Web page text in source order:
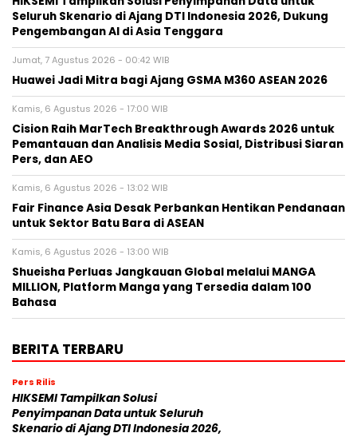
Seluruh Skenario di Ajang DTI Indonesia 2026, Dukung
Pengembangan AI di Asia Tenggara
Jumat, 7 Agustus 2026 - 00:42 WIB
Huawei Jadi Mitra bagi Ajang GSMA M360 ASEAN 2026
Kamis, 6 Agustus 2026 - 17:00 WIB
Cision Raih MarTech Breakthrough Awards 2026 untuk
Pemantauan dan Analisis Media Sosial, Distribusi Siaran
Pers, dan AEO
Kamis, 6 Agustus 2026 - 13:02 WIB
Fair Finance Asia Desak Perbankan Hentikan Pendanaan
untuk Sektor Batu Bara di ASEAN
Kamis, 6 Agustus 2026 - 13:00 WIB
Shueisha Perluas Jangkauan Global melalui MANGA
MILLION, Platform Manga yang Tersedia dalam 100
Bahasa
BERITA TERBARU
Pers Rilis
HIKSEMI Tampilkan Solusi
Penyimpanan Data untuk Seluruh
Skenario di Ajang DTI Indonesia 2026,